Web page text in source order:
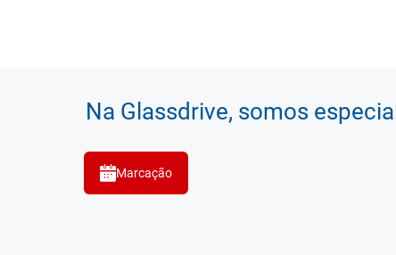
Na Glassdrive, somos
Marcação